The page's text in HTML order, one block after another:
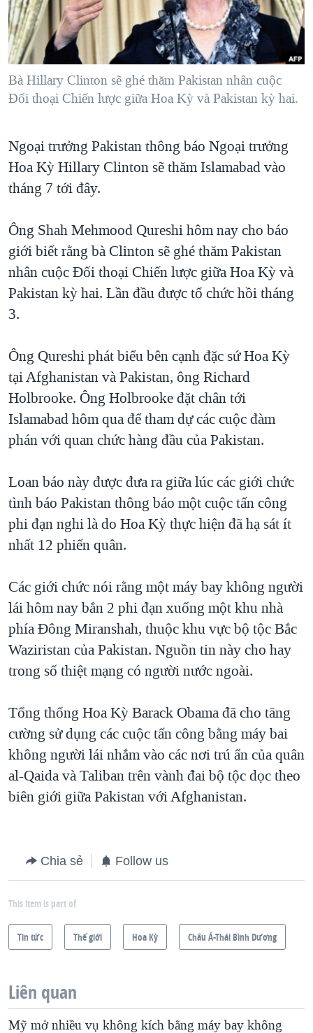
"Tìm"NGƯỜI VIỆT HẢI NGOẠI
ĐỜI SỐNG
KINH TẾ
KHOA HỌC
VĂN HOÁ
THỂ THAO
GIÁO DỤC
TẠI
HÀNH TRÌNH BẦU CỬ 2024
MỘT NĂM CHIẾN TRANH TẠI DẢI GAZA
GIẢI MÃ VÀNH ĐAI & CON ĐƯỜNG
NGÀY TỊ NẠN THẾ GIỚI
GROUND ZERO – XƯA VÀ NAY
THƯỢNG ĐỈNH TRUMP-KIM TẠI VIỆT NAM
TRỊNH VĨNH BÌNH VS. CHÍNH PHỦ VIỆT NAM
NGƯ DÂN VIỆT VÀ LÀN SÓNG TRỘM HẢI SÂM
VIDEO
NGHE
MẠNG XÃ HỘI
Ngôn ngữ khác
Bà Hillary Clinton sẽ ghé thăm Pakistan nhân cuộc
Đối thoại Chiến lược giữa Hoa Kỳ và Pakistan kỳ hai.
Ngoại trưởng Pakistan thông báo Ngoại trưởng
Hoa Kỳ Hillary Clinton sẽ thăm Islamabad vào
tháng 7 tới đây.
Ông Shah Mehmood Qureshi hôm nay cho báo
giới biết rằng bà Clinton sẽ ghé thăm Pakistan
nhân cuộc Đối thoại Chiến lược giữa Hoa Kỳ và
Pakistan kỳ hai. Lần đầu được tổ chức hồi tháng
3.
Ông Qureshi phát biểu bên cạnh đặc sứ Hoa Kỳ
tại Afghanistan và Pakistan, ông Richard
Holbrooke. Ông Holbrooke đặt chân tới
Islamabad hôm qua để tham dự các cuộc đàm
phán với quan chức hàng đầu của Pakistan.
Loan báo này được đưa ra giữa lúc các giới chức
tình báo Pakistan thông báo một cuộc tấn công
phi đạn nghi là do Hoa Kỳ thực hiện đã hạ sát ít
nhất 12 phiến quân.
Các giới chức nói rằng một máy bay không người
lái hôm nay bắn 2 phi đạn xuống một khu nhà
phía Đông Miranshah, thuộc khu vực bộ tộc Bắc
Waziristan của Pakistan. Nguồn tin này cho hay
trong số thiệt mạng có người nước ngoài.
Tổng thống Hoa Kỳ Barack Obama đã cho tăng
cường sử dụng các cuộc tấn công bằng máy bai
không người lái nhắm vào các nơi trú ẩn của quân
al-Qaida và Taliban trên vành đai bộ tộc dọc theo
biên giới giữa Pakistan với Afghanistan.
Chia sẻ Follow us
This item is part of
Tin tức Thế giới Hoa Kỳ Châu Á-Thái Bình Dương
Liên quan
Mỹ mở nhiều vụ không kích bằng máy bay không